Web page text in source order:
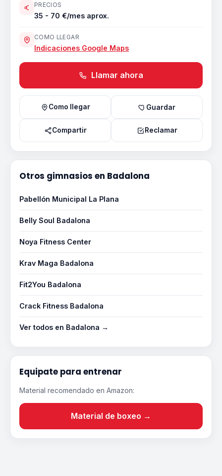
PRECIOS
35 - 70 €/mes aprox.
COMO LLEGAR
Indicaciones Google Maps
Llamar ahora
Como llegar Guardar
Compartir Reclamar
Otros gimnasios en Badalona
Pabellón Municipal La Plana
Belly Soul Badalona
Noya Fitness Center
Krav Maga Badalona
Fit2You Badalona
Crack Fitness Badalona
Ver todos en Badalona →
Equipate para entrenar
Material recomendado en Amazon:
Material de boxeo →